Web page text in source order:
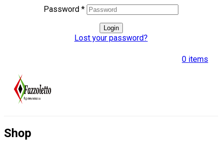
Password *
Login
Lost your password?
0 items
Shop